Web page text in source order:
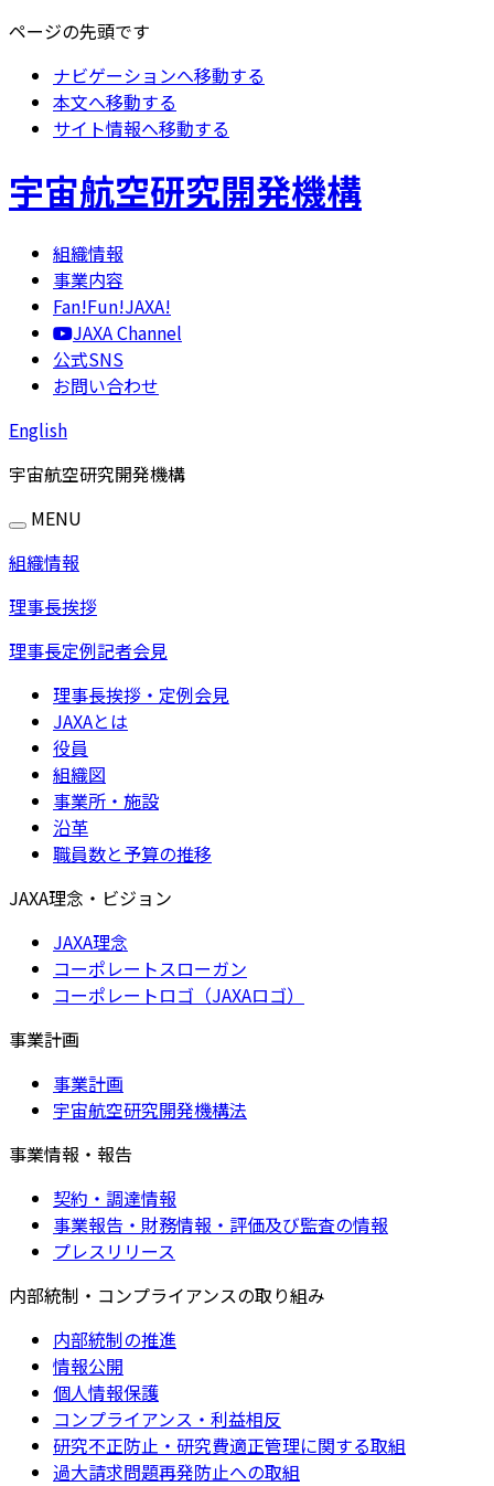
ページの先頭です
ナビゲーションへ移動する
本文へ移動する
サイト情報へ移動する
宇宙航空研究開発機構
組織情報
事業内容
Fan!Fun!JAXA!
JAXA Channel
公式SNS
お問い合わせ
English
宇宙航空研究開発機構
MENU
組織情報
理事長挨拶
理事長定例記者会見
理事長挨拶・定例会見
JAXAとは
役員
組織図
事業所・施設
沿革
職員数と予算の推移
JAXA理念・ビジョン
JAXA理念
コーポレートスローガン
コーポレートロゴ（JAXAロゴ）
事業計画
事業計画
宇宙航空研究開発機構法
事業情報・報告
契約・調達情報
事業報告・財務情報・評価及び監査の情報
プレスリリース
内部統制・コンプライアンスの取り組み
内部統制の推進
情報公開
個人情報保護
コンプライアンス・利益相反
研究不正防止・研究費適正管理に関する取組
過大請求問題再発防止への取組